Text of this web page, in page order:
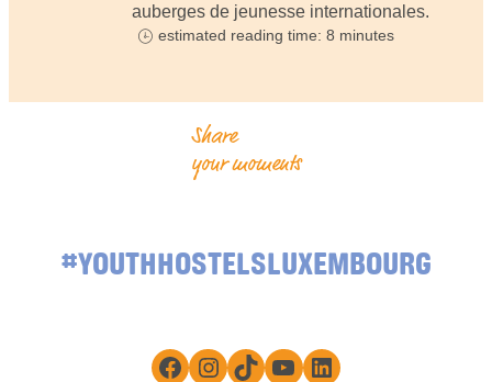
auberges de jeunesse internationales.
estimated reading time: 8 minutes
Share
your moments
#YOUTHHOSTELSLUXEMBOURG
Facebook
Instagram
TikTokYouTube
LinkedIn